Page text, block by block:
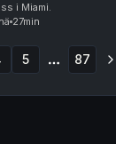
i Miami.
27min
5 87